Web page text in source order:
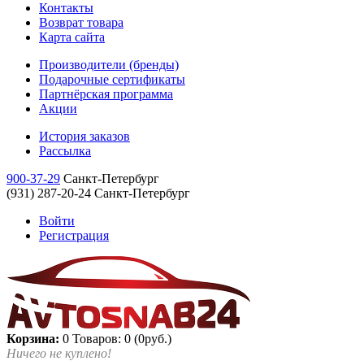
Контакты
Возврат товара
Карта сайта
Производители (бренды)
Подарочные сертификаты
Партнёрская программа
Акции
История заказов
Рассылка
900-37-29 Санкт-Петербург
(931) 287-20-24 Санкт-Петербург
Войти
Регистрация
Корзина: 0 Товаров: 0 (0руб.)
Ничего не куплено!